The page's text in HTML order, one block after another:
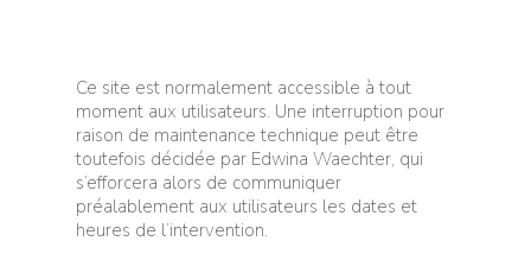
Ce site est normalement accessible à tout
moment aux utilisateurs. Une interruption pour
raison de maintenance technique peut être
toutefois décidée par Edwina Waechter, qui
s’efforcera alors de communiquer
préalablement aux utilisateurs les dates et
heures de l’intervention.